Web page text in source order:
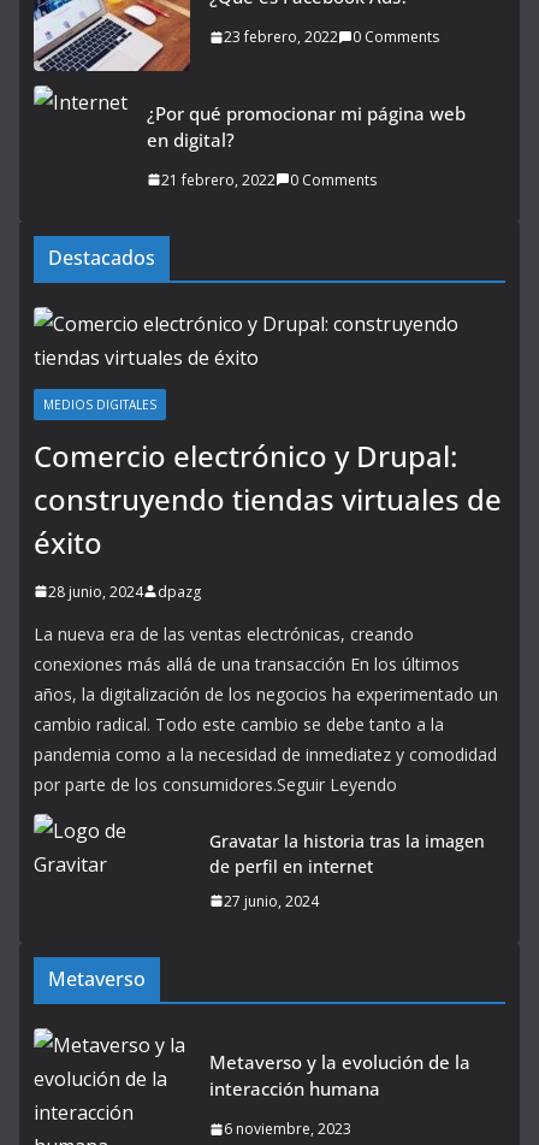
23 febrero, 2022 0 Comments
¿Por qué promocionar mi página web
en digital?
21 febrero, 2022 0 Comments
Destacados
MEDIOS DIGITALES
Comercio electrónico y Drupal:
construyendo tiendas virtuales de
éxito
28 junio, 2024 dpazg
La nueva era de las ventas electrónicas, creando
conexiones más allá de una transacción En los últimos
años, la digitalización de los negocios ha experimentado un
cambio radical. Todo este cambio se debe tanto a la
pandemia como a la necesidad de inmediatez y comodidad
por parte de los consumidores.Seguir Leyendo
Gravatar la historia tras la imagen
de perfil en internet
27 junio, 2024
Metaverso
Metaverso y la evolución de la
interacción humana
6 noviembre, 2023